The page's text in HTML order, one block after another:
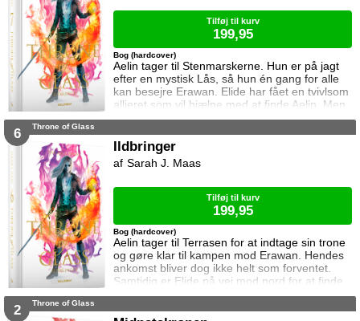
Aelin tager til Stenmarskerne. Hun er på jagt
efter en mystisk Lås, så hun én gang for alle
kan besejre Erawan. Elide har fået en tvivlsom
allieret som vil hjælpe med at finde Aelin. Men
for hvilken pris? Manon vågner i lænker og
Dorian ikke glemme heksen der hjalp ham i
Bog (hardcover)
Tilføj til kurv
199,95
6 Throne of Glass
Ildbringer
Aelin tager til Terrasen for at indtage sin trone
og gøre klar til kampen mod Erawan. Hendes
ankomst bliver dog ikke helt som forventet.
Samtidig er Elide på vej mod nord for at finde
Aelin og Celaena Sardothien. Oakwaldskoven
Bog (hardcover)
Sarah J. Maas
Tilføj til kurv
199,95
2 Throne of Glass